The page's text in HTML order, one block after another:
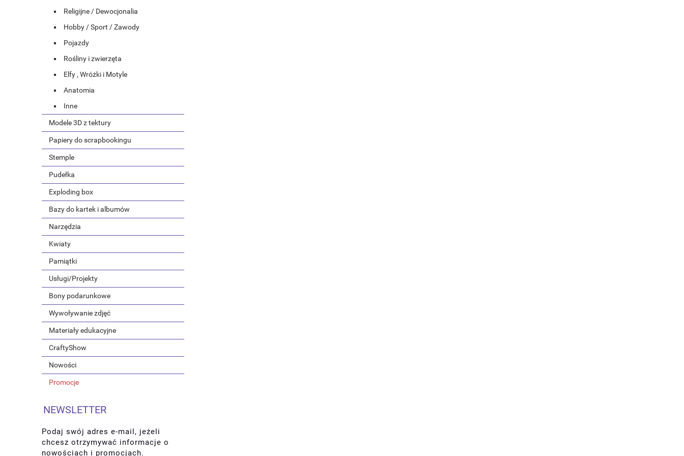
Religijne / Dewocjonalia
Hobby / Sport / Zawody
Pojazdy
Rośliny i zwierzęta
Elfy , Wróżki i Motyle
Anatomia
Inne
Modele 3D z tektury
Papiery do scrapbookingu
Stemple
Pudełka
Exploding box
Bazy do kartek i albumów
Narzędzia
Kwiaty
Pamiątki
Usługi/Projekty
Bony podarunkowe
Wywoływanie zdjęć
Materiały edukacyjne
CraftyShow
Nowości
Promocje
NEWSLETTER
Podaj swój adres e-mail, jeżeli
chcesz otrzymywać informacje o
nowościach i promocjach.